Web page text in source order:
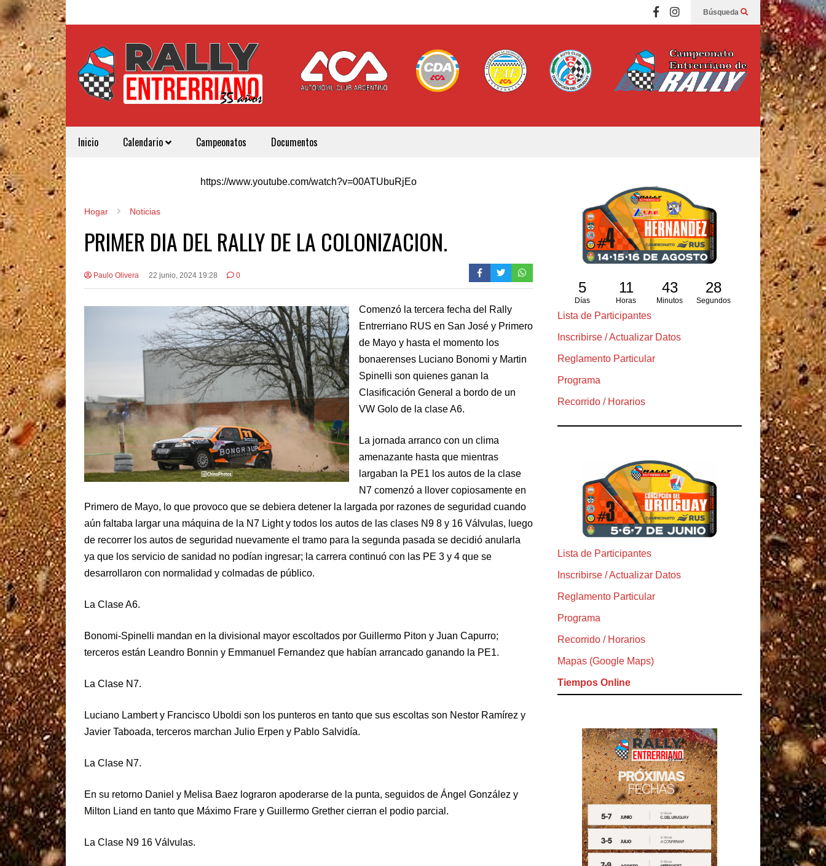
Búsqueda
Inicio Calendario Campeonatos Documentos
https://www.youtube.com/watch?v=00ATUbuRjEo
Hogar Noticias
PRIMER DIA DEL RALLY DE LA COLONIZACION.
Paulo Olivera 22 junio, 2024 19:28 0
Comenzó la tercera fecha del Rally
Entrerriano RUS en San José y Primero
de Mayo y hasta el momento los
bonaerenses Luciano Bonomi y Martin
Spinelli son quienes ganan la
Clasificación General a bordo de un
VW Golo de la clase A6.
La jornada arranco con un clima
amenazante hasta que mientras
largaban la PE1 los autos de la clase
N7 comenzó a llover copiosamente en
Primero de Mayo, lo que provoco que se debiera detener la largada por razones de seguridad cuando
aún faltaba largar una máquina de la N7 Light y todos los autos de las clases N9 8 y 16 Válvulas, luego
de recorrer los autos de seguridad nuevamente el tramo para la segunda pasada se decidió anularla
ya que los servicio de sanidad no podían ingresar; la carrera continuó con las PE 3 y 4 que se
desarrollaron con normalidad y colmadas de público.
La Clase A6.
Bonomi-Spinelli mandan en la divisional mayor escoltados por Guillermo Piton y Juan Capurro;
terceros están Leandro Bonnin y Emmanuel Fernandez que habían arrancado ganando la PE1.
La Clase N7.
Luciano Lambert y Francisco Uboldi son los punteros en tanto que sus escoltas son Nestor Ramírez y
Javier Taboada, terceros marchan Julio Erpen y Pablo Salvidía.
La Clase N7.
En su retorno Daniel y Melisa Baez lograron apoderarse de la punta, seguidos de Ángel González y
Milton Liand en tanto que Máximo Frare y Guillermo Grether cierran el podio parcial.
La Clase N9 16 Válvulas.
5
Días
11
Horas
43
Minutos
28
Segundos
Lista de Participantes
Inscribirse / Actualizar Datos
Reglamento Particular
Programa
Recorrido / Horarios
Lista de Participantes
Inscribirse / Actualizar Datos
Reglamento Particular
Programa
Recorrido / Horarios
Mapas (Google Maps)
Tiempos Online